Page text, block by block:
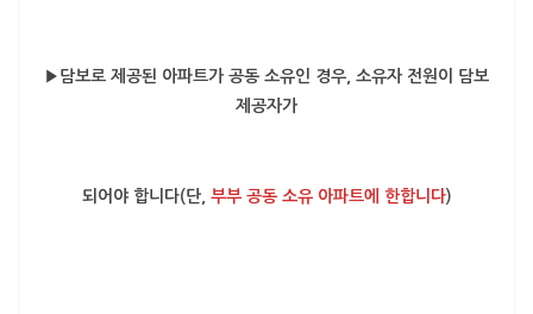
▶담보로 제공된 아파트가 공동 소유인 경우, 소유자 전원이 담보
제공자가
되어야 합니다(단, 부부 공동 소유 아파트에 한합니다)